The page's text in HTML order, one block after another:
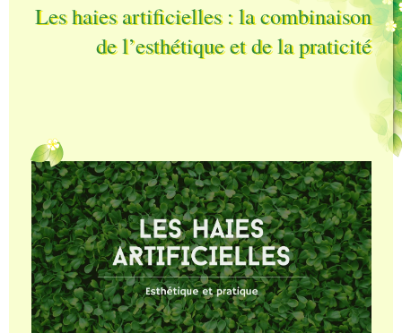
Les haies artificielles : la combinaison
de l’esthétique et de la praticité